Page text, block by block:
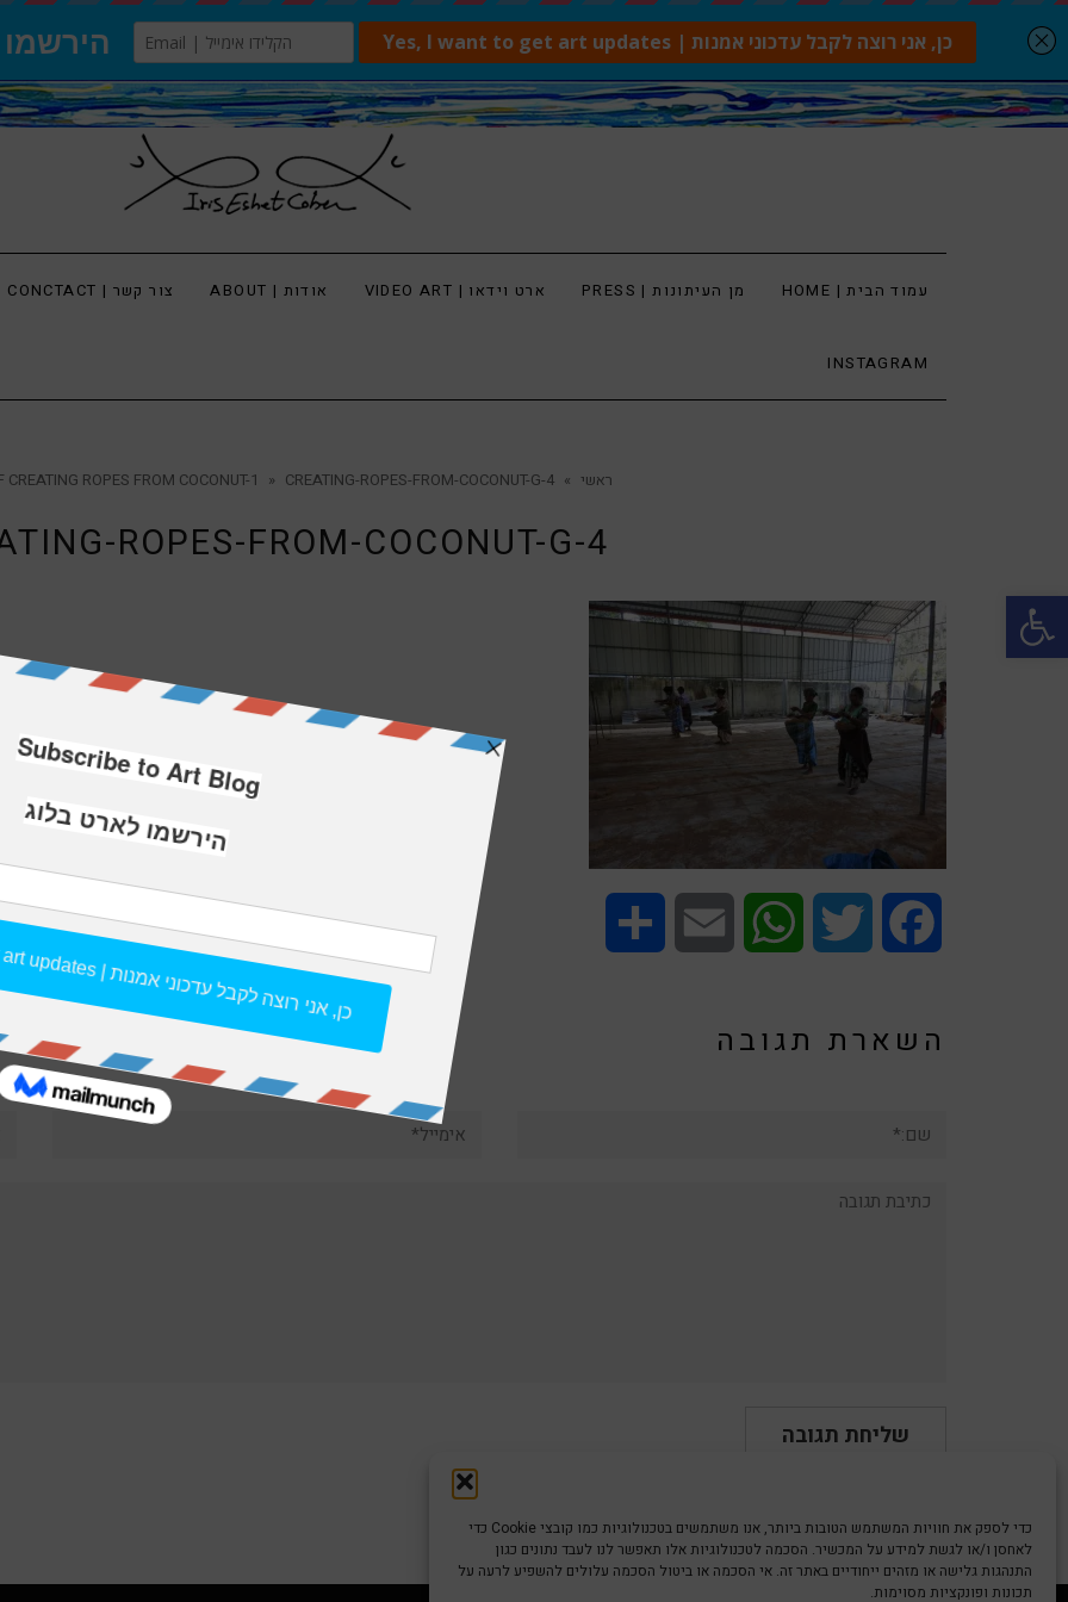
פתח סרגל נגישות
כדי לספק את חוויות המשתמש הטובות ביותר, אנו משתמשים בטכנולוגיות כמו קובצי Cookie כדי
לאחסן ו/או לגשת למידע על המכשיר. הסכמה לטכנולוגיות אלו תאפשר לנו לעבד נתונים כגון
התנהגות גלישה או מזהים ייחודיים באתר זה. אי הסכמה או ביטול הסכמה עלולים להשפיע לרעה על
תכונות ופונקציות מסוימות.
עמוד הבית | HOME מן העיתונות | PRESS ארט וידאו | VIDEO ART אודות | ABOUT צור קשר | CONCTACT
INSTAGRAM
ראשי »
CREATING ROPES FROM COCONUT-1 » CREATING-ROPES-FROM-COCONUT-G-4
ROPES-FROM-COCONUT-G-4
Facebook
Twitter
WhatsApp
Email
השארת תגובה
אימייל*